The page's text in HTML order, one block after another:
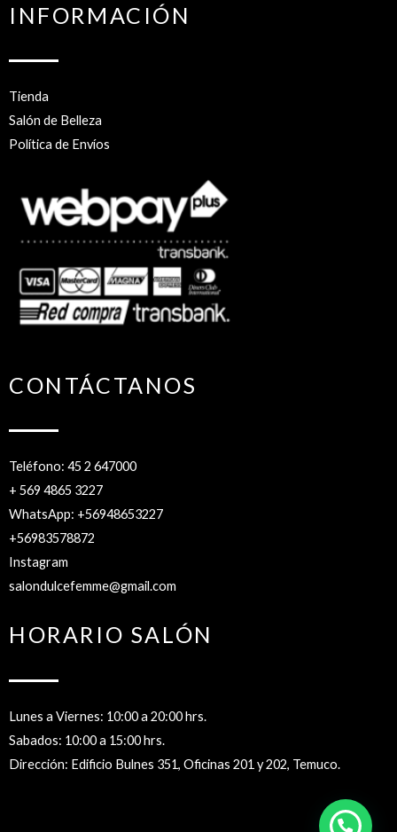
INFORMACIÓN
Tienda
Salón de Belleza
Política de Envíos
CONTÁCTANOS
Teléfono: 45 2 647000
+ 569 4865 3227
WhatsApp: +56948653227
+56983578872
Instagram
salondulcefemme@gmail.com
HORARIO SALÓN
Lunes a Viernes: 10:00 a 20:00 hrs.
Sabados: 10:00 a 15:00 hrs.
Dirección: Edificio Bulnes 351, Oficinas 201 y 202, Temuco.